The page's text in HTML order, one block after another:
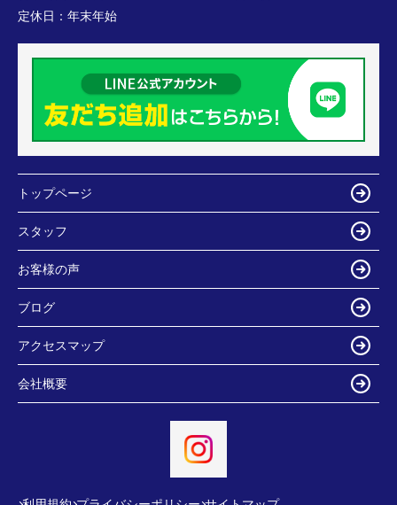
定休日： 年末年始
トップページ
スタッフ
お客様の声
ブログ
アクセスマップ
会社概要